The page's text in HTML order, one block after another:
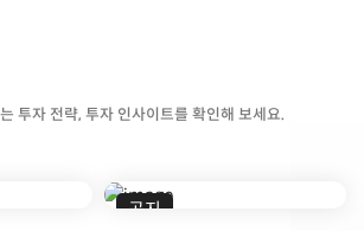
투자 전략, 투자 인사이트를 확인해 보세요.
공지